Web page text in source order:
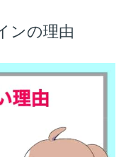
ンの理由